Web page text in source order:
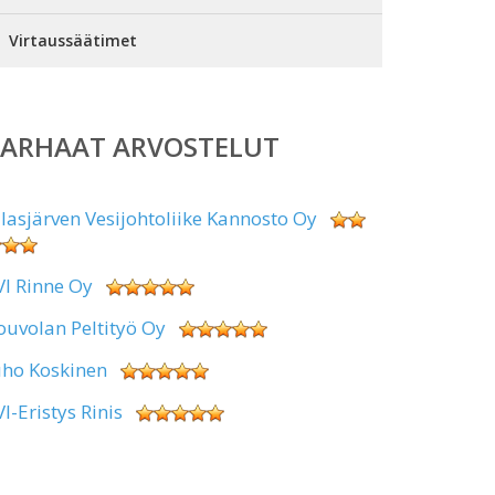
Virtaussäätimet
ARVOSTELUT
Vesijohtoliike Kannosto Oy
Rinne Oy
Peltityö Oy
Koskinen
Eristys Rinis